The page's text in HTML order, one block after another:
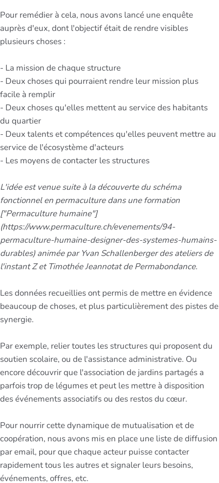
Pour remédier à cela, nous avons lancé une enquête
auprès d'eux, dont l'objectif était de rendre visibles
plusieurs choses :
- La mission de chaque structure
- Deux choses qui pourraient rendre leur mission plus
facile à remplir
- Deux choses qu'elles mettent au service des habitants
du quartier
- Deux talents et compétences qu'elles peuvent mettre au
service de l'écosystème d'acteurs
- Les moyens de contacter les structures
L'idée est venue suite à la découverte du schéma
fonctionnel en permaculture dans une formation
["Permaculture humaine"]
(https://www.permaculture.ch/evenements/94-
permaculture-humaine-designer-des-systemes-humains-
durables) animée par Yvan Schallenberger des ateliers de
l'instant Z et Timothée Jeannotat de Permabondance.
Les données recueillies ont permis de mettre en évidence
beaucoup de choses, et plus particulièrement des pistes de
synergie.
Par exemple, relier toutes les structures qui proposent du
soutien scolaire, ou de l'assistance administrative. Ou
encore découvrir que l'association de jardins partagés a
parfois trop de légumes et peut les mettre à disposition
des événements associatifs ou des restos du cœur.
Pour nourrir cette dynamique de mutualisation et de
coopération, nous avons mis en place une liste de diffusion
par email, pour que chaque acteur puisse contacter
rapidement tous les autres et signaler leurs besoins,
événements, offres, etc.